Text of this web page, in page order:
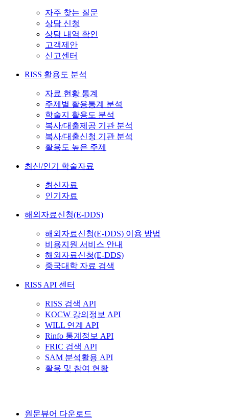
자주 찾는 질문
상담 신청
상담 내역 확인
고객제안
신고센터
RISS 활용도 분석
자료 현황 통계
주제별 활용통계 분석
학술지 활용도 분석
복사/대출제공 기관 분석
복사/대출신청 기관 분석
활용도 높은 주제
최신/인기 학술자료
최신자료
인기자료
해외자료신청(E-DDS)
해외자료신청(E-DDS) 이용 방법
비용지원 서비스 안내
해외자료신청(E-DDS)
중국대학 자료 검색
RISS API 센터
RISS 검색 API
KOCW 강의정보 API
WILL 연계 API
Rinfo 통계정보 API
FRIC 검색 API
SAM 분석활용 API
활용 및 참여 현황
원문뷰어 다운로드